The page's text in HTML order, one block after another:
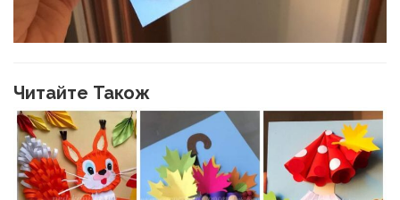
Читайте Також